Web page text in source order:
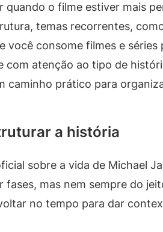
o filme estiver mais
temas recorrentes,
consome filmes e
com atenção ao tipo de
caminho prático para
a história
sobre a vida de Michael
mas nem sempre do
no tempo para dar